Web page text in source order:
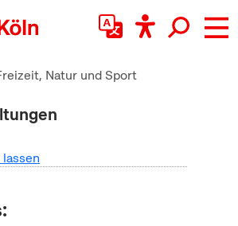
Natur und Sport